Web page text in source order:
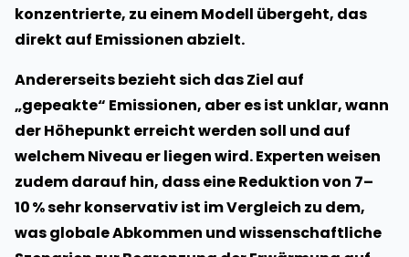
konzentrierte, zu einem Modell übergeht, das
direkt auf Emissionen abzielt.
Andererseits bezieht sich das Ziel auf
„gepeakte“ Emissionen, aber es ist unklar, wann
der Höhepunkt erreicht werden soll und auf
welchem Niveau er liegen wird. Experten weisen
zudem darauf hin, dass eine Reduktion von 7–
10 % sehr konservativ ist im Vergleich zu dem,
was globale Abkommen und wissenschaftliche